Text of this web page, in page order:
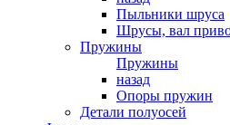
Пыльники шруса
Шрусы, вал
Пружины
Пружины
назад
Опоры пружин
Детали полуосей